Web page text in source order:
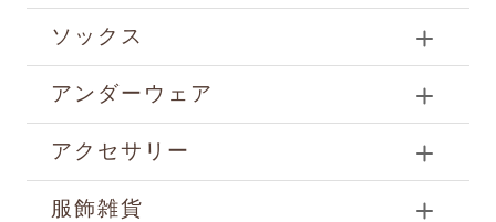
ソックス
アンダーウェア
アクセサリー
服飾雑貨